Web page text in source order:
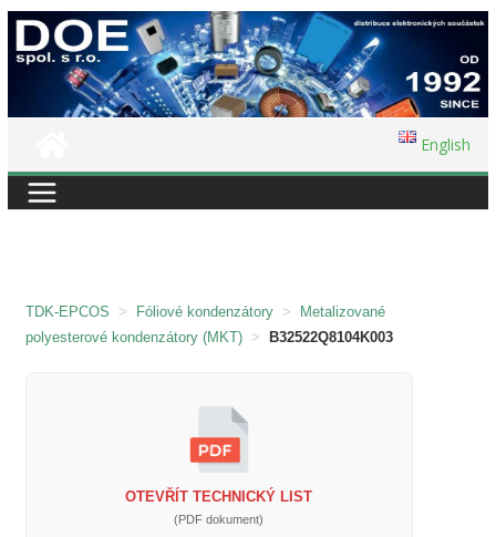
Přeskočit
na
English
TDK-EPCOS > Fóliové kondenzátory >
Metalizované
polyesterové kondenzátory (MKT) > B32522Q8104K003
OTEVŘÍT TECHNICKÝ LIST
(PDF dokument)